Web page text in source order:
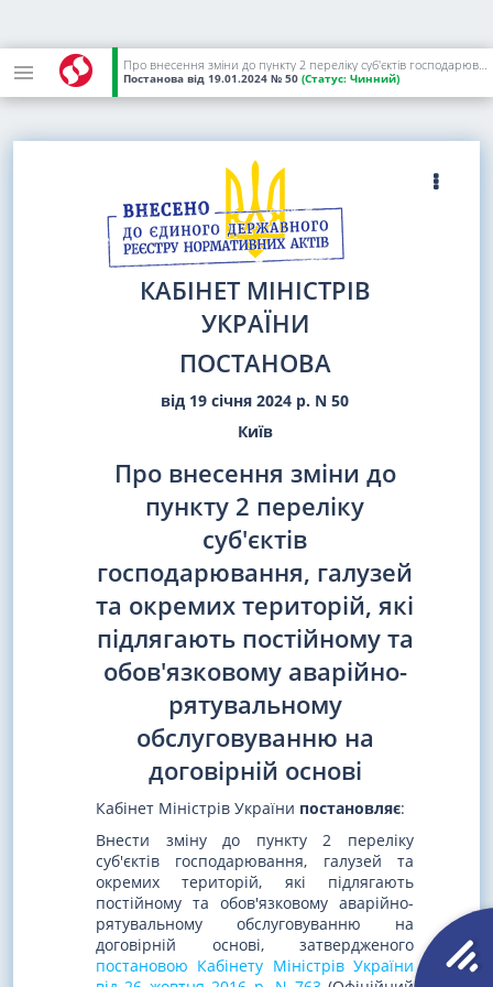
Про внесення зміни до пункту 2 переліку суб'єктів господарювання, галузей та окремих територій, які підлягають постійному та обов'язковому аварійно-рятувальному обслуговуванню на договірній основі
Постанова від 19.01.2024 № 50 (Статус: Чинний)
КАБІНЕТ МІНІСТРІВ
УКРАЇНИ
ПОСТАНОВА
від 19 січня 2024 р. N 50
Київ
Про внесення зміни до
пункту 2 переліку
суб'єктів
господарювання, галузей
та окремих територій, які
підлягають постійному та
обов'язковому аварійно-
рятувальному
обслуговуванню на
договірній основі
Кабінет Міністрів України постановляє:
Внести зміну до пункту 2 переліку
суб'єктів господарювання, галузей та
окремих територій, які підлягають
постійному та обов'язковому аварійно-
рятувальному обслуговуванню на
договірній основі, затвердженого
постановою Кабінету Міністрів України